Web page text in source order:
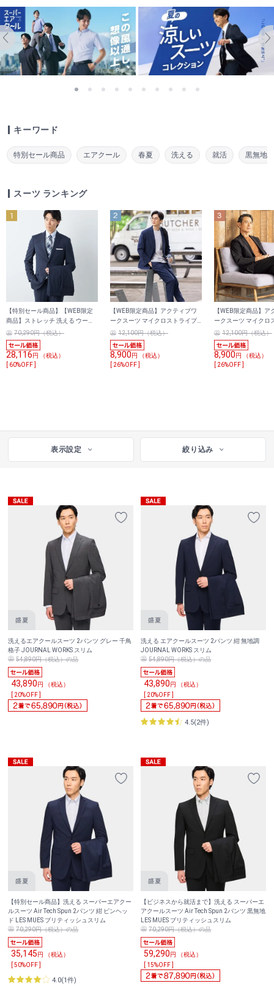
キーワード
特別セール商品 エアクール 春夏 洗える 就活 黒無地
スーツ ランキング
【特別セール商品】【WEB限定
商品】ストレッチ 洗える ウール
ブレンド 2パンツスーツ 紺 無地
LES MUES ブリティッシュスリム
70,290円（税込）
28,116円 （税込）
[ 60%OFF ]
【WEB限定商品】アクティブワ
ークスーツ マイクロストライプ
サッカー 軽量ストレッチ ユニセ
ックス
12,100円（税込）
8,900円 （税込）
[ 26%OFF ]
【WEB限定商品】ア
ークスーツ マイクロ
サッカー 軽量ストレ
ックス
12,100円（税込）
8,900円 （税込）
[ 26%OFF ]
表示設定 絞り込み
洗えるエアクールスーツ 2パンツ グレー 千鳥
格子 JOURNAL WORKS スリム
54,890円（税込）の品
43,890円 （税込）
[ 20%OFF ]
洗える エアクールスーツ 2パンツ 紺 無地調
JOURNAL WORKS スリム
54,890円（税込）の品
43,890円 （税込）
[ 20%OFF ]
4.5(2件)
【特別セール商品】洗える スーパーエアクー
ルスーツ Air Tech Spun 2パンツ 紺 ピンヘッ
ド LES MUES ブリティッシュスリム
70,290円（税込）の品
35,145円 （税込）
[ 50%OFF ]
4.0(1件)
【ビジネスから就活まで】洗える スーパーエ
アクールスーツ Air Tech Spun 2パンツ 黒無地
LES MUES ブリティッシュスリム
70,290円（税込）の品
59,290円 （税込）
[ 15%OFF ]